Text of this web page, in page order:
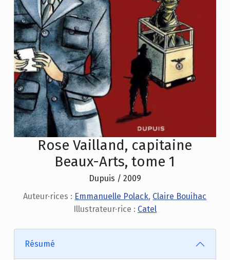
Rose Vailland, capitaine
Beaux-Arts, tome 1
Dupuis / 2009
Auteur·rices : Emmanuelle Polack, Claire Bouihac
Illustrateur·rice : Catel
Résumé